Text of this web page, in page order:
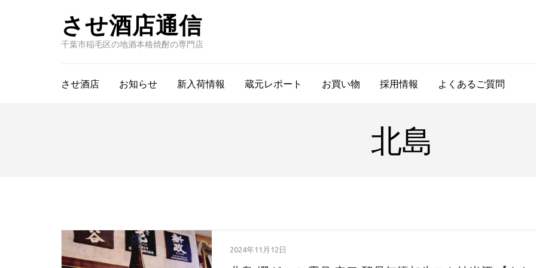
させ酒店通信
千葉市稲毛区の地酒本格焼酎の専門店
させ酒店 お知らせ 新入荷情報 蔵元レポート お買い物 採用情報 よくあるご質問
北島
2024年11月12日